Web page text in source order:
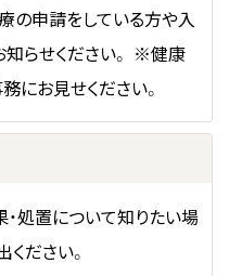
の申請をしている方や入
らせください。 ※健康
にお見せください。
処置について知りたい場
ださい。